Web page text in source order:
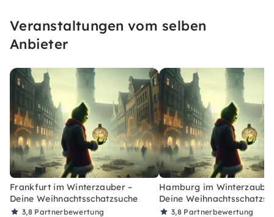
Veranstaltungen vom selben
Anbieter
Frankfurt im Winterzauber –
Deine Weihnachtsschatzsuche
3,8 Partnerbewertung
Hamburg im
Deine
3,8 Partnerbewertung